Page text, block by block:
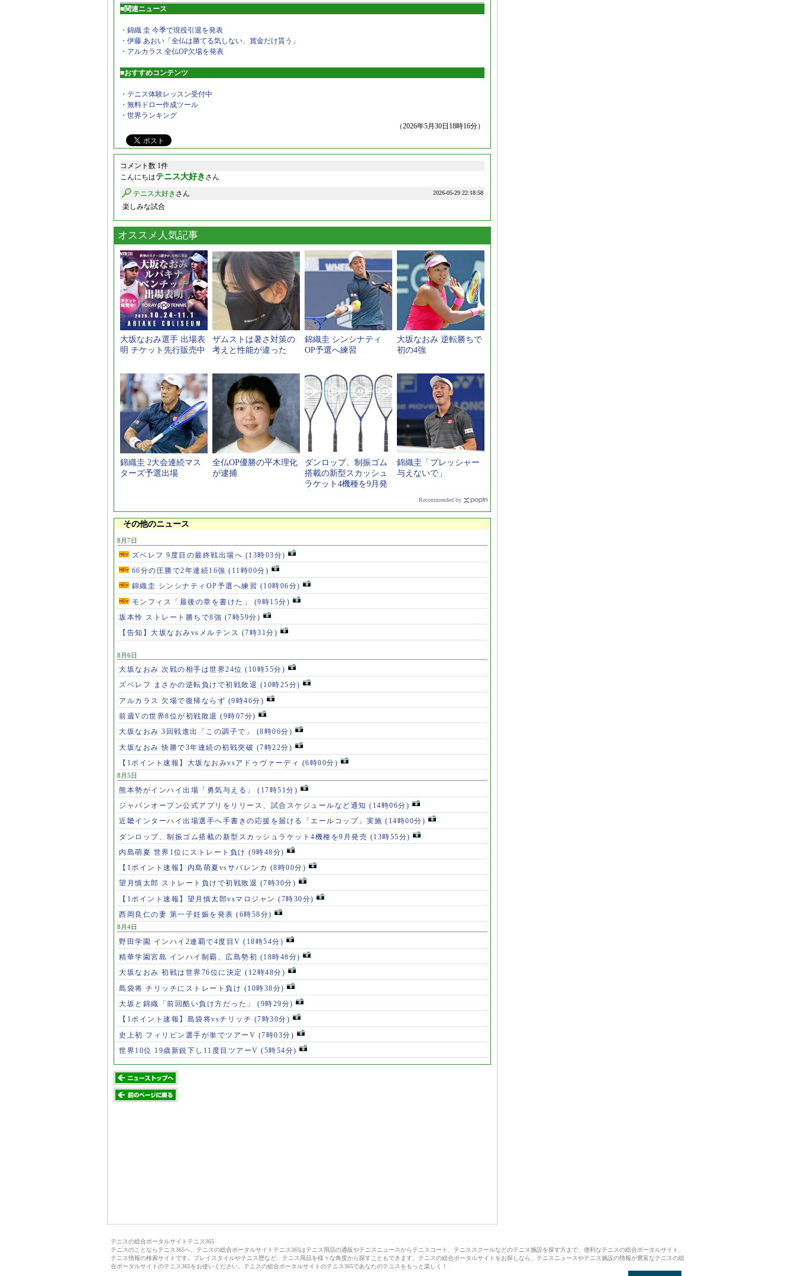
■関連ニュース
・錦織 圭 今季で現役引退を発表
・伊藤 あおい「全仏は勝てる気しない、賞金だけ貰う」
・アルカラス 全仏OP欠場を発表
■おすすめコンテンツ
・テニス体験レッスン受付中
・無料ドロー作成ツール
・世界ランキング
（2026年5月30日18時16分）
コメント数 1件
こんにちはテニス大好き さん
2026-05-29 22:18:58
テニス大好き さん
楽しみな試合
オススメ人気記事
大坂なおみ選手 出場表
明 チケット先行販売中
ザムストは暑さ対策の
考えと性能が違った
錦織圭 シンシナティ
OP予選へ練習
大坂なおみ 逆転勝ちで
初の4強
錦織圭 2大会連続マス
ターズ予選出場
全仏OP優勝の平木理化
が逮捕
ダンロップ、制振ゴム
搭載の新型スカッシュ
ラケット4機種を9月発
錦織圭「プレッシャー
与えないで」
Recommended by
その他のニュース
8月7日
ズベレフ 9度目の最終戦出場へ (13時03分)
66分の圧勝で2年連続16強 (11時00分)
錦織圭 シンシナティOP予選へ練習 (10時06分)
モンフィス「最後の章を書けた」 (9時15分)
坂本怜 ストレート勝ちで8強 (7時59分)
【告知】大坂なおみvsメルテンス (7時31分)
8月6日
大坂なおみ 次戦の相手は世界24位 (10時55分)
ズベレフ まさかの逆転負けで初戦敗退 (10時25分)
アルカラス 欠場で復帰ならず (9時46分)
前週Vの世界8位が初戦敗退 (9時07分)
大坂なおみ 3回戦進出「この調子で」 (8時06分)
大坂なおみ 快勝で3年連続の初戦突破 (7時22分)
【1ポイント速報】大坂なおみvsアドゥヴァーディ (6時00分)
8月5日
熊本勢がインハイ出場「勇気与える」 (17時51分)
ジャパンオープン公式アプリをリリース、試合スケジュールなど通知 (14時06分)
近畿インターハイ出場選手へ手書きの応援を届ける「エールコップ」実施 (14時00分)
ダンロップ、制振ゴム搭載の新型スカッシュラケット4機種を9月発売 (13時55分)
内島萌夏 世界1位にストレート負け (9時48分)
【1ポイント速報】内島萌夏vsサバレンカ (8時00分)
望月慎太郎 ストレート負けで初戦敗退 (7時30分)
【1ポイント速報】望月慎太郎vsマロジャン (7時30分)
西岡良仁の妻 第一子妊娠を発表 (6時58分)
8月4日
野田学園 インハイ2連覇で4度目V (18時54分)
精華学園宮島 インハイ制覇、広島勢初 (18時48分)
大坂なおみ 初戦は世界76位に決定 (12時48分)
島袋将 チリッチにストレート負け (10時38分)
大坂と錦織「前回酷い負け方だった」 (9時29分)
【1ポイント速報】島袋将vsチリッチ (7時30分)
史上初 フィリピン選手が単でツアーV (7時03分)
世界10位 19歳新鋭下し11度目ツアーV (5時54分)
テニスの総合ポータルサイトテニス365
テニスのことならテニス365へ。テニスの総合ポータルサイトテニス365はテニス用品の通販やテニスニュースからテニスコート、テニススクールなどのテニス施設を探す方まで、便利なテニスの総合ポータルサイト、
テニス情報の検索サイトです。プレイスタイルやテニス歴など、テニス用品を様々な角度から探すこともできます。テニスの総合ポータルサイトをお探しなら、テニスニュースやテニス施設の情報が豊富なテニスの総
合ポータルサイトのテニス365をお使いください。テニスの総合ポータルサイトのテニス365であなたのテニスをもっと楽しく！